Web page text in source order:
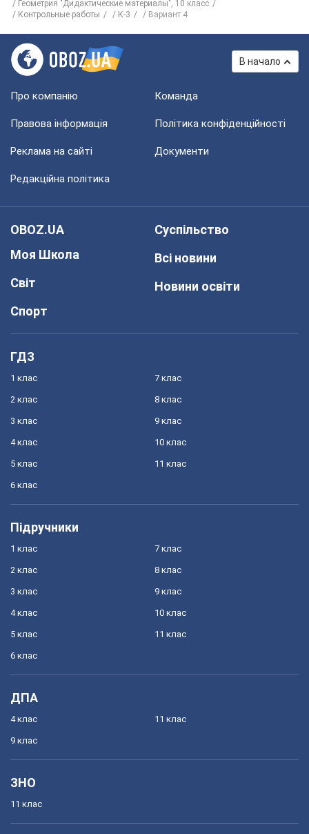
Геометрия "Дидактические материалы", 10 класс
Контрольные работы
К-3 Вариант 4
В начало
Про компанію Команда
Правова інформація Політика конфіденційності
Реклама на сайті Документи
Редакційна політика
OBOZ.UA
Моя Школа
Світ
Спорт
Суспільство
Всі новини
Новини освіти
ГДЗ
1 клас
2 клас
3 клас
4 клас
5 клас
6 клас
7 клас
8 клас
9 клас
10 клас
11 клас
Підручники
1 клас
2 клас
3 клас
4 клас
5 клас
6 клас
7 клас
8 клас
9 клас
10 клас
11 клас
ДПА
4 клас
9 клас
11 клас
ЗНО
11 клас